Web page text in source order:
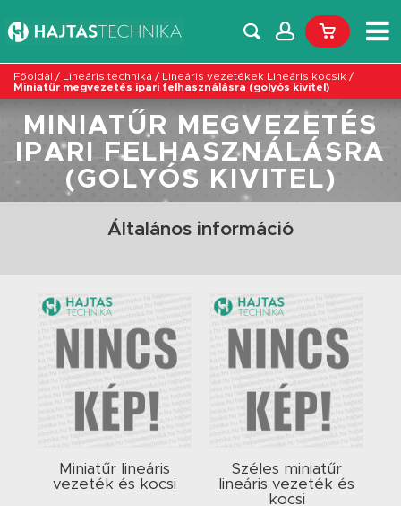
Főoldal / Lineáris technika / Lineáris vezetékek Lineáris kocsik /
Miniatűr megvezetés ipari felhasználásra (golyós kivitel)
MINIATŰR MEGVEZETÉS
IPARI FELHASZNÁLÁSRA
(GOLYÓS KIVITEL)
Általános információ
Miniatűr lineáris
vezeték és kocsi
Széles miniatűr
lineáris vezeték és
kocsi